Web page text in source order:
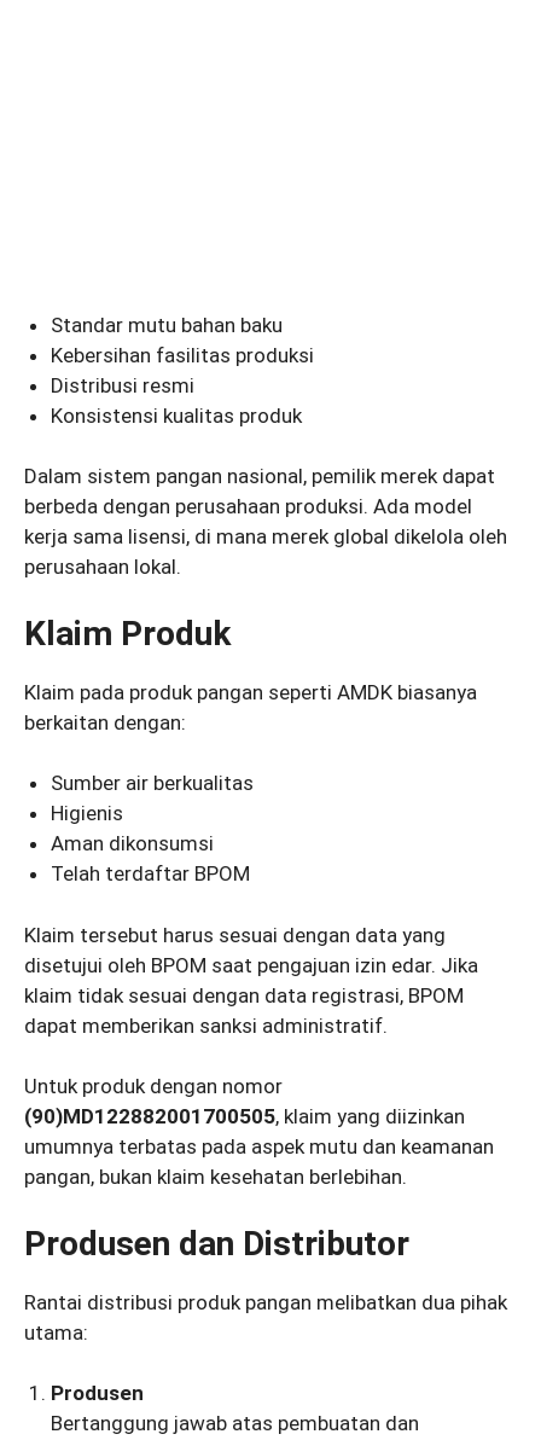
Standar mutu bahan baku
Kebersihan fasilitas produksi
Distribusi resmi
Konsistensi kualitas produk
Dalam sistem pangan nasional, pemilik merek dapat
berbeda dengan perusahaan produksi. Ada model
kerja sama lisensi, di mana merek global dikelola oleh
perusahaan lokal.
Klaim Produk
Klaim pada produk pangan seperti AMDK biasanya
berkaitan dengan:
Sumber air berkualitas
Higienis
Aman dikonsumsi
Telah terdaftar BPOM
Klaim tersebut harus sesuai dengan data yang
disetujui oleh BPOM saat pengajuan izin edar. Jika
klaim tidak sesuai dengan data registrasi, BPOM
dapat memberikan sanksi administratif.
Untuk produk dengan nomor
(90)MD122882001700505, klaim yang diizinkan
umumnya terbatas pada aspek mutu dan keamanan
pangan, bukan klaim kesehatan berlebihan.
Produsen dan Distributor
Rantai distribusi produk pangan melibatkan dua pihak
utama:
Produsen
Bertanggung jawab atas pembuatan dan